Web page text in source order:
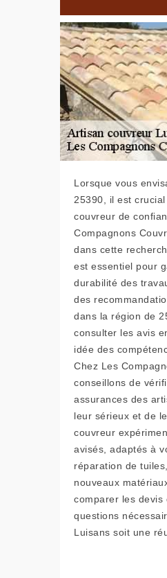
Lorsque vous
25390, il est
couvreur de
Compagnons
dans cette
est essentiel pour
durabilité des
des
dans la région de
consulter les avis
idée des
Chez Les
conseillons de
assurances des
leur sérieux et de
couvreur
avisés, adaptés à
réparation de
nouveaux
comparer les devis
questions
Luisans soit une